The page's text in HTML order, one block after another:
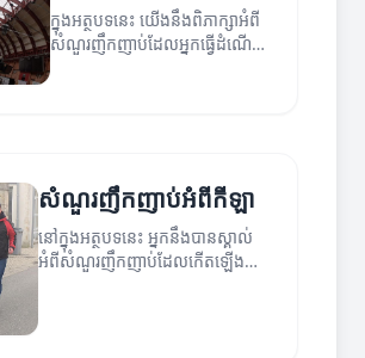
ក្នុងអត្ថបទនេះ យើងនឹងពិភាក្សាអំពី
សំណួរញឹកញាប់ដែលអ្នកធ្វើដំណើរ
សំណួរញឹកញាប់អំពីកីឡា
នៅក្នុងអត្ថបទនេះ អ្នកនឹងបានស្គាល់
អំពីសំណួរញឹកញាប់ដែលកើតឡើង